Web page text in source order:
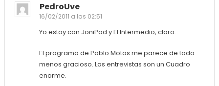
PedroUve
16/02/2011 a las 02:51
Yo estoy con JoniPod y El Intermedio, claro.
El programa de Pablo Motos me parece de todo
menos gracioso. Las entrevistas son un Cuadro
enorme.